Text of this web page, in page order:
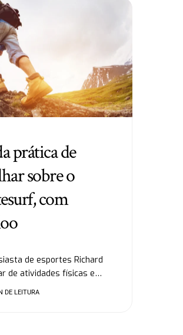
prática de
sobre o
com
de esportes Richard
de atividades físicas e…
DE LEITURA